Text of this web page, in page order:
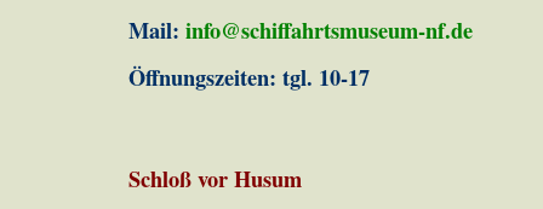
Mail:info@schiffahrtsmuseum-nf.de
Öffnungszeiten: tgl. 10-17
Schloß vor Husum